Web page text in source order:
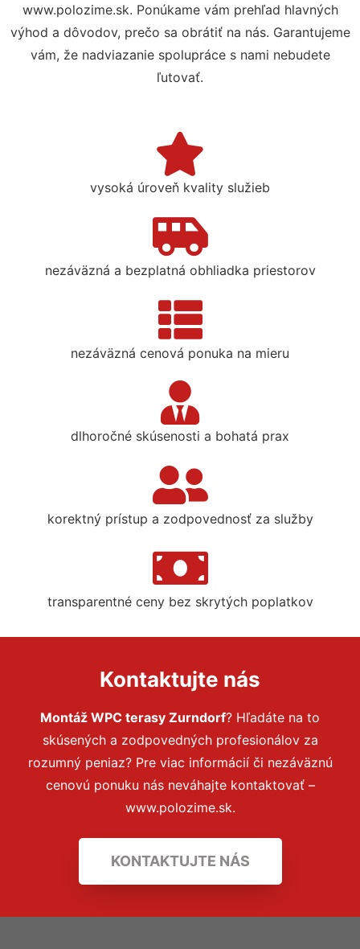
www.polozime.sk. Ponúkame vám prehľad hlavných
výhod a dôvodov, prečo sa obrátiť na nás. Garantujeme
vám, že nadviazanie spolupráce s nami nebudete
ľutovať.
vysoká úroveň kvality služieb
nezáväzná a bezplatná obhliadka priestorov
nezáväzná cenová ponuka na mieru
dlhoročné skúsenosti a bohatá prax
korektný prístup a zodpovednosť za služby
transparentné ceny bez skrytých poplatkov
Kontaktujte nás
Montáž WPC terasy Zurndorf? Hľadáte na to
skúsených a zodpovedných profesionálov za
rozumný peniaz? Pre viac informácií či nezáväznú
cenovú ponuku nás neváhajte kontaktovať –
www.polozime.sk.
KONTAKTUJTE NÁS